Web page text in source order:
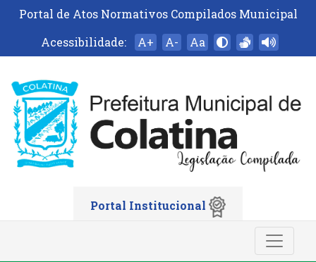
Portal de Atos Normativos Compilados Municipal
Acessibilidade:
A+ A- Aa
Portal Institucional